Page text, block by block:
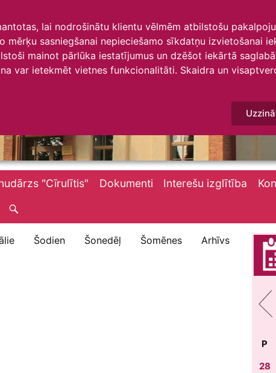
lai nodrošinātu klientu vēlmēm atbilstošu
sasniegšanai nepieciešamo sīkdatņu izvietošanai
mainot pārlūka iestatījumus un dzēšot iekārtā
var ietekmēt vietnes funkcionalitāti. Skaidra un
"Cīrulītis" Dokumenti Interešu izglītība
Šodien Šonedēļ Šomēnes Arhīvs
P
28